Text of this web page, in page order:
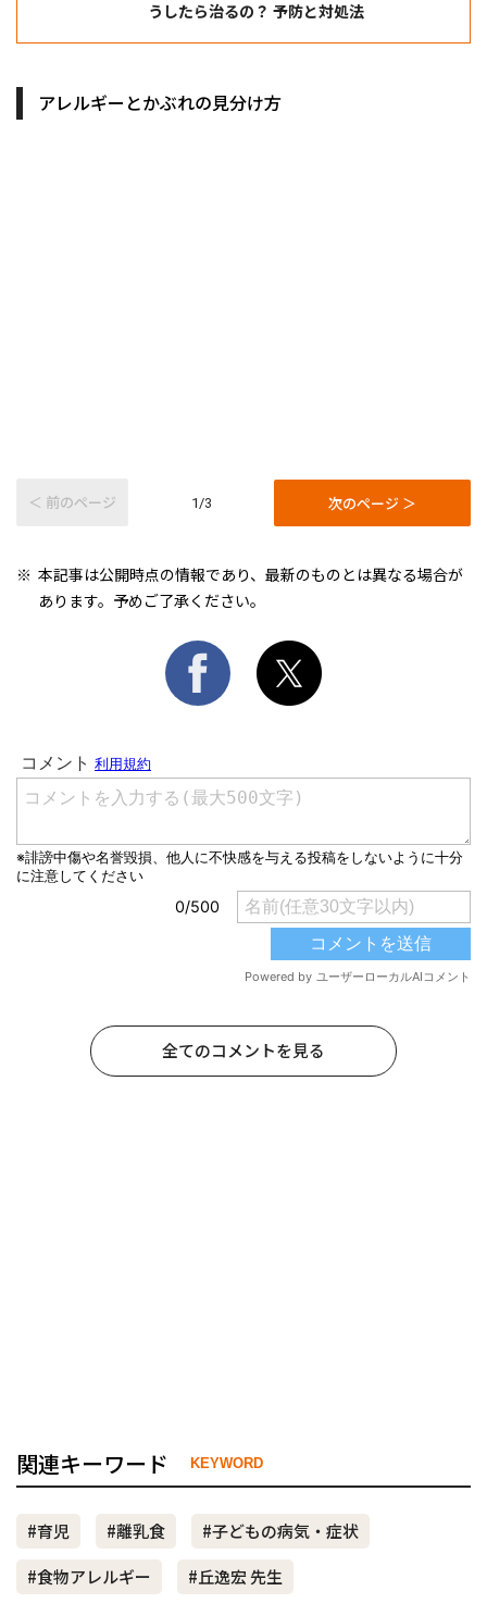
うしたら治るの？ 予防と対処法
アレルギーとかぶれの見分け方
＜ 前のページ 1/3 次のページ ＞
本記事は公開時点の情報であり、最新のものとは異なる場合が
あります。予めご了承ください。
全てのコメントを見る
関連キーワード KEYWORD
#育児 #離乳食
#子どもの病気・症状
#食物アレルギー
#丘逸宏 先生